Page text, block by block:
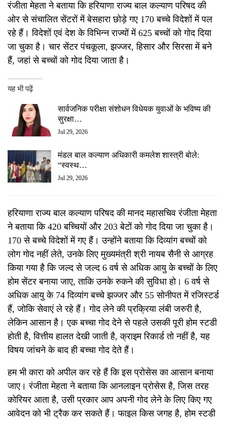
रंजीता मेहता ने बताया कि हरियाणा राज्य बाल कल्याण परिषद की
ओर से संचालित सेंटरों में बेसहारा छोड़े गए 170 बच्चे विदेशों में पल
रहे हैं। विदेशों एवं देश के विभिन्न राज्यों में 625 बच्चों को गोद दिया
जा चुका है। चार सेंटर पंचकूला, झज्जर, हिसार और सिरसा में बने
हैं, जहां से बच्चों को गोद दिया जाता है।
यह भी पढ़ें
सार्वजनिक परीक्षा संशोधन विधेयक युवाओं के भविष्य की
सुरक्षा…
Jul 29, 2026
मंडल बाल कल्याण अधिकारी कमलेश शास्त्री बोले:
“स्वस्थ…
Jul 29, 2026
हरियाणा राज्य बाल कल्याण परिषद की मानद महासचिव रंजीता मेहता
ने बताया कि 420 बच्चियों और 203 बेटों को गोद दिया जा चुका है।
170 से बच्चे विदेशों में गए हैं। उन्होंने बताया कि दिव्यांग बच्चों को
लोग गोद नहीं लेते, उनके लिए मुख्यमंत्री श्री नायब सैनी से आग्रह
किया गया है कि जल्द से जल्द 6 वर्ष से अधिक आयु के बच्चों के लिए
होम सेंटर बनाया जाए, ताकि उनके रुकने की सुविधा हो। 6 वर्ष से
अधिक आयु के 74 दिव्यांग बच्चे झज्जर और 55 सोनीपत में रजिस्टर्ड
हैं, जोकि सेवाएं ले रहे हैं। गोद लेने की प्रक्रिया लंबी जरुरी है,
लेकिन आसान है। एक बच्चा गोद देने से पहले उसकी पूरी होम स्टडी
होती है, वित्तीय हालत देखी जाती है, क्राइम रिकार्ड तो नहीं है, यह
विषय जांचने के बाद ही बच्चा गोद देते हैं।
हम भी कारा को अपील कर रहे हैं कि इस प्रोसेस का आसान बनाया
जाए। रंजीता मेहता ने बताया कि आनलाइन प्रोसेस है, जिस तरह
कोरियर आता है, उसी प्रकार आप अपनी गोद लेने के लिए किए गए
आवेदन को भी ट्रैक कर सकते हैं। फाइल किस जगह है, होम स्टडी